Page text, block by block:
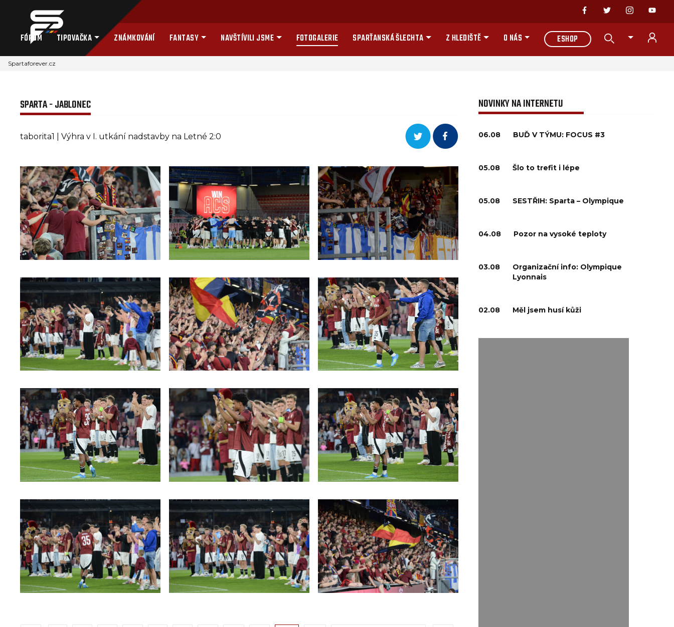
FÓRUM TIPOVAČKA ZNÁMKOVÁNÍ FANTASY NAVŠTÍVILI JSME FOTOGALERIE SPARŤANSKÁ ŠLECHTA Z HLEDIŠTĚ O NÁS ESHOP
Spartaforever.cz
SPARTA - JABLONEC
taborita1 | Výhra v I. utkání nadstavby na Letné 2:0
NOVINKY NA INTERNETU
06.08 BUĎ V TÝMU: FOCUS #3
05.08 Šlo to trefit i lépe
05.08 SESTŘIH: Sparta – Olympique
04.08 Pozor na vysoké teploty
03.08
Organizační info: Olympique
Lyonnais
02.08 Měl jsem husí kůži